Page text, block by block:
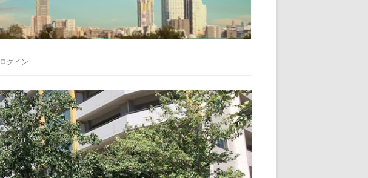
ログイン